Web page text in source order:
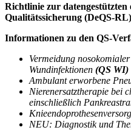
Richtlinie zur
Qualitätssicherung (DeQS-RL)
Informationen zu den QS-
Vermeidung
Wundinfektionen (QS WI)
Ambulant erworbene
Nierenersatztherapie bei
einschließlich
NEU: Diagnostik und